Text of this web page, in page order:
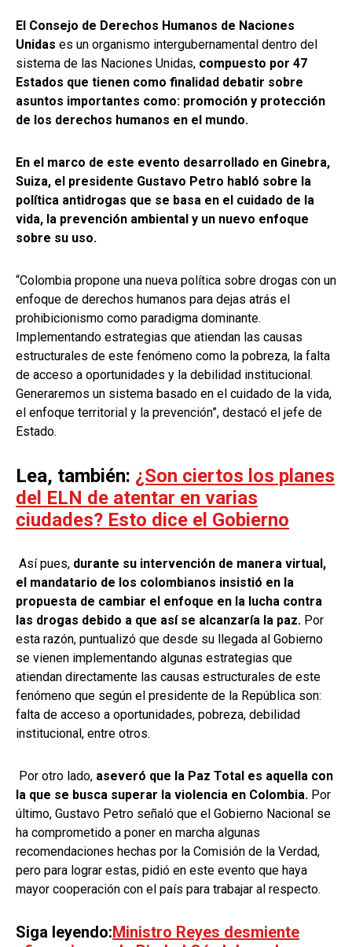
El Consejo de Derechos Humanos de Naciones
Unidas es un organismo intergubernamental dentro del
sistema de las Naciones Unidas, compuesto por 47
Estados que tienen como finalidad debatir sobre
asuntos importantes como: promoción y protección
de los derechos humanos en el mundo.
En el marco de este evento desarrollado en Ginebra,
Suiza, el presidente Gustavo Petro habló sobre la
política antidrogas que se basa en el cuidado de la
vida, la prevención ambiental y un nuevo enfoque
sobre su uso.
“Colombia propone una nueva política sobre drogas con un
enfoque de derechos humanos para dejas atrás el
prohibicionismo como paradigma dominante.
Implementando estrategias que atiendan las causas
estructurales de este fenómeno como la pobreza, la falta
de acceso a oportunidades y la debilidad institucional.
Generaremos un sistema basado en el cuidado de la vida,
el enfoque territorial y la prevención”, destacó el jefe de
Estado.
Lea, también: ¿Son ciertos los planes
del ELN de atentar en varias
ciudades? Esto dice el Gobierno
Así pues, durante su intervención de manera virtual,
el mandatario de los colombianos insistió en la
propuesta de cambiar el enfoque en la lucha contra
las drogas debido a que así se alcanzaría la paz. Por
esta razón, puntualizó que desde su llegada al Gobierno
se vienen implementando algunas estrategias que
atiendan directamente las causas estructurales de este
fenómeno que según el presidente de la República son:
falta de acceso a oportunidades, pobreza, debilidad
institucional, entre otros.
Por otro lado, aseveró que la Paz Total es aquella con
la que se busca superar la violencia en Colombia. Por
último, Gustavo Petro señaló que el Gobierno Nacional se
ha comprometido a poner en marcha algunas
recomendaciones hechas por la Comisión de la Verdad,
pero para lograr estas, pidió en este evento que haya
mayor cooperación con el país para trabajar al respecto.
Siga leyendo:Ministro Reyes desmiente